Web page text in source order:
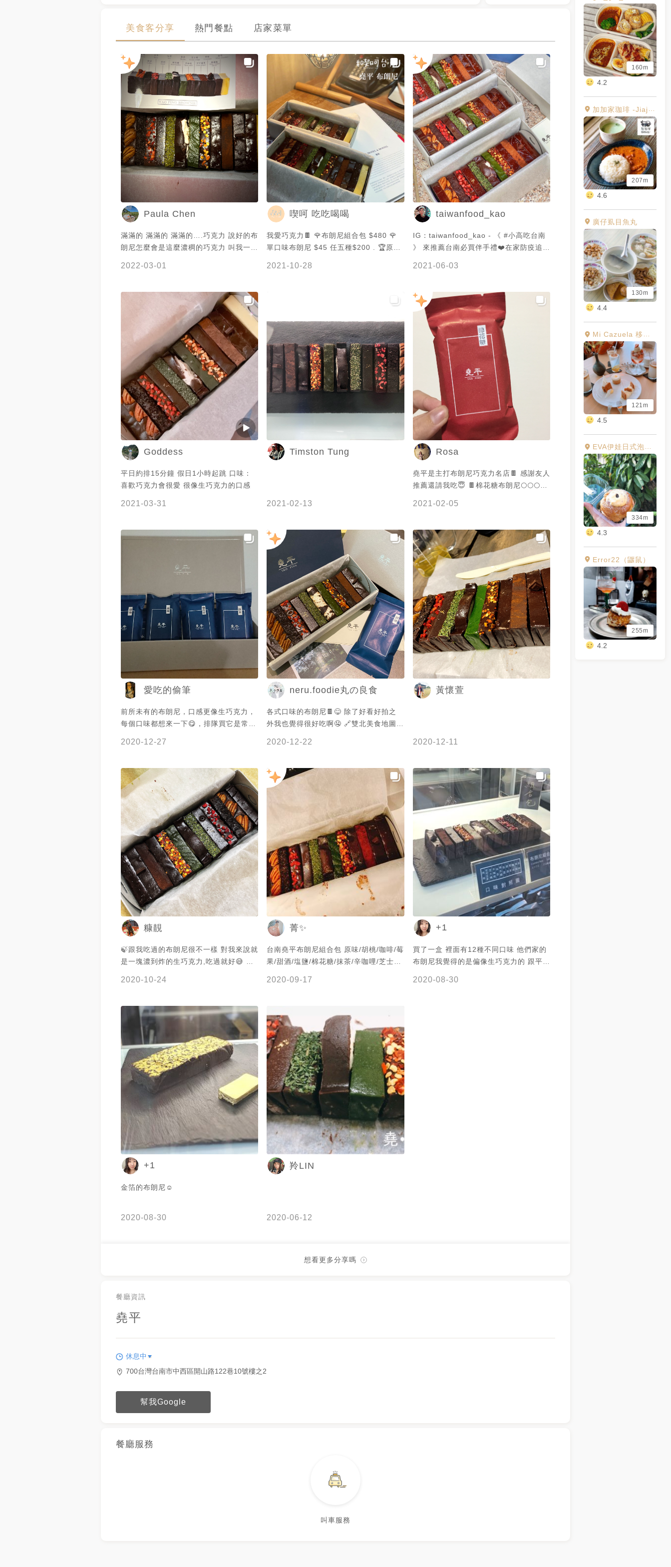
160m
4.2
加加家珈琲 -Jiajiaya Coffee-
207m
4.6
廣仔虱目魚丸
130m
4.4
Mi Cazuela 移動的鍋子
121m
4.5
EVA伊娃日式泡芙專賣店
334m
4.3
Error22（鼴鼠）
255m
4.2
美食客分享 熱門餐點 店家菜單
Paula Chen
滿滿的 滿滿的 滿滿的….巧克力 說好的布
朗尼怎麼會是這麼濃稠的巧克力 叫我一個
推 台南有店面，有去玩的人可以買來吃吃
2022-03-01
喫呵 吃吃喝喝
我愛巧克力🍫 🌹布朗尼組合包 $480 🌹
單口味布朗尼 $45 任五種$200 . 🏆原
桃：🌟🌟🌟⭐️ 🏆白巧：🌟🌟🌟⭐️ 🏆總評：
🌟🌟🌟 . 📌堯平布朗尼 📌台南市中西區開
山路122巷10號1樓 📌0970697800 📌週
三至週五12:00-19:00，週六日12:00-
18:00 . 喫呵買了組合包全部的口味都品
嚐過一遍，整體口感比較像生巧克力，沒
望，但是如果說是生巧克力吃起來是很不
錯的，口味很多種就不多介紹，上面星星
數可以知道喫呵覺得好吃的口味有哪些，
最推薦的是棉花糖喔，有去台南的大家可
孔廟#tainan#taiwan
2021-10-28
taiwanfood_kao
IG：taiwanfood_kao - 《 #小高吃台南
》 來推薦台南必買伴手禮❤️在家防疫追劇
巧克力#布朗尼 （綜合） $480 － 在家也
要犒賞自己，立馬團購回家享用😋布朗尼
綜合口味超多樣，共十三種口味，含原
味、胡桃、咖啡、莓果、甜酒、塩鹽、棉
花糖、肉桂、抹茶、辛咖哩、芝士橘、可
可薑果跟漬櫻桃，附蛋糕刀💯布朗尼口感
吃起來相當紮實，苦甜均勻入口口感有如
生巧克力，濃郁滑順～ 🔊 另外宅配購買
滿10條即可免運🤩 ------------------------
---------------------------- 🚩#堯平 👣台
南市#中西區 開山路122巷10號1樓之2
⏰平日12:00-19:00&假日12:00-18:30
🚷週一 、週二 -----------------------------
----------------------- #台南美食 #台灣美
點 #台南外帶 #台南外帶美食 #台中美食
#台中甜點 #台北美食 #台北甜點 #高雄 #
高雄美食 #高雄甜點 #台南中西區 #抹茶
2021-06-03
Goddess
平日約排15分鐘 假日1小時起跳 口味：
喜歡巧克力會很愛 很像生巧克力的口感
2021-03-31
Timston Tung
2021-02-13
Rosa
堯平是主打布朗尼巧克力名店🍫 感謝友人
推薦還請我吃😇 🍫棉花糖布朗尼🌕🌕🌕🌕
送禮自用兩相宜喔👍
2021-02-05
愛吃的偷筆
前所未有的布朗尼，口感更像生巧克力，
每個口味都想來一下😋，排隊買它是常
少排隊時間哦！
2020-12-27
neru.foodie丸の良食
各式口味的布朗尼🍫😋 除了好看好拍之
外我也覺得很好吃啊🤤 🔗雙北美食地圖正
https://goo.gl/maps/jdtSUNJEUgLjtyUA9
🔍建議使用Chrome瀏覽器或是電腦觀看
- 🏷 #台南美食 #台南景點 #nerufoodie
2020-12-22
黃懷萱
2020-12-11
糠靚
🍃跟我吃過的布朗尼很不一樣 對我來說就
是一塊濃到炸的生巧克力,吃過就好😅 🍁
不會選擇障礙 讓外面的人等太久！ *建議
打電話預約 不然一下就會秒殺
2020-10-24
菁✨
台南堯平布朗尼組合包 原味/胡桃/咖啡/莓
果/甜酒/塩鹽/棉花糖/抹茶/辛咖哩/芝士橘/
2020-09-17
+1
買了一盒 裡面有12種不同口味 他們家的
布朗尼我覺得的是偏像生巧克力的 跟平常
2020-08-30
+1
金箔的布朗尼☺️
2020-08-30
羚LIN
2020-06-12
想看更多分享嗎
餐廳資訊
堯平
休息中
700台灣台南市中西區開山路122巷10號樓之2
幫我Google
餐廳服務
叫車服務